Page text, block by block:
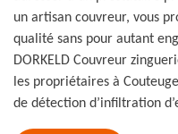
un artisan couvreur, vous
qualité sans pour autant
DORKELD Couvreur
les propriétaires à
de détection d’infiltration